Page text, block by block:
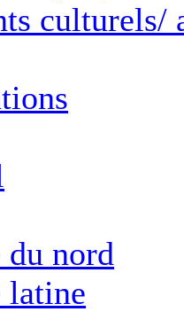
culturels/
nord
latine